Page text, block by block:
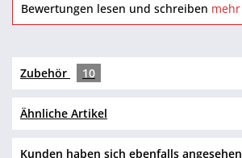
Bewertungen lesen und schreiben mehr
Zubehör 10
Ähnliche Artikel
Kunden haben sich ebenfalls angesehen